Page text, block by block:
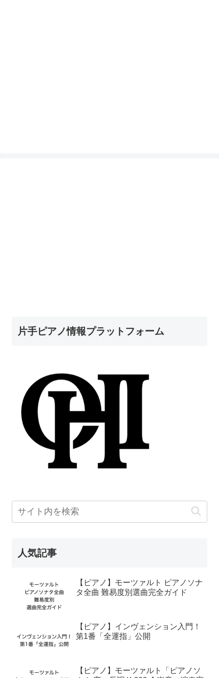
片手ピアノ情報プラットフォーム
人気記事
【ピアノ】モーツァルト ピアノソナ
タ全曲 難易度別選曲完全ガイド
【ピアノ】インヴェンション入門！
第1番「全運指」公開
【ピアノ】モーツァルト「ピアノソ